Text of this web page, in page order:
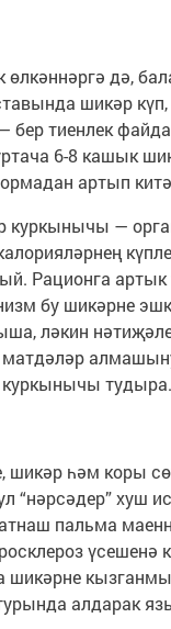
өлкәннәргә дә,
шикәр
тиенлек
6-8 кашык
артып
куркынычы —
Рационга артык
бу шикәрне
лә­кин
тудыра.
шикәр һәм коры
“нәрсәдер” хуш
пальма
үсешенә
шикәрне
алдарак